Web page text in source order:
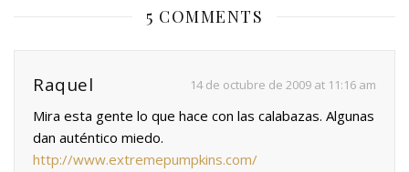
5 COMMENTS
Raquel 14 de octubre de 2009 at 11:16 am
Mira esta gente lo que hace con las calabazas. Algunas
dan auténtico miedo.
http://www.extremepumpkins.com/